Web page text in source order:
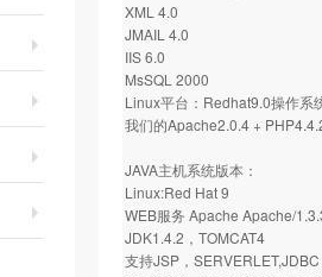
XML 4.0
JMAIL 4.0
IIS 6.0
MsSQL 2000
Linux平台：Redhat9.0操作系
我们的Apache2.0.4 +
JAVA主机系统版本：
Linux:Red Hat 9
WEB服务 Apache Apache/
JDK1.4.2，TOMCAT4
支持JSP，